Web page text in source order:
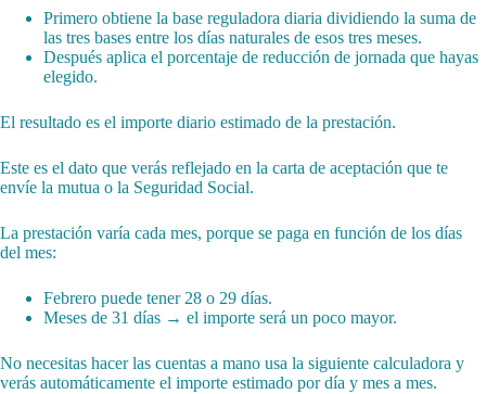
Primero obtiene la base reguladora diaria dividiendo la suma de
las tres bases entre los días naturales de esos tres meses.
Después aplica el porcentaje de reducción de jornada que hayas
elegido.
El resultado es el importe diario estimado de la prestación.
Este es el dato que verás reflejado en la carta de aceptación que te
envíe la mutua o la Seguridad Social.
La prestación varía cada mes, porque se paga en función de los días
del mes:
Febrero puede tener 28 o 29 días.
Meses de 31 días → el importe será un poco mayor.
No necesitas hacer las cuentas a mano usa la siguiente calculadora y
verás automáticamente el importe estimado por día y mes a mes.